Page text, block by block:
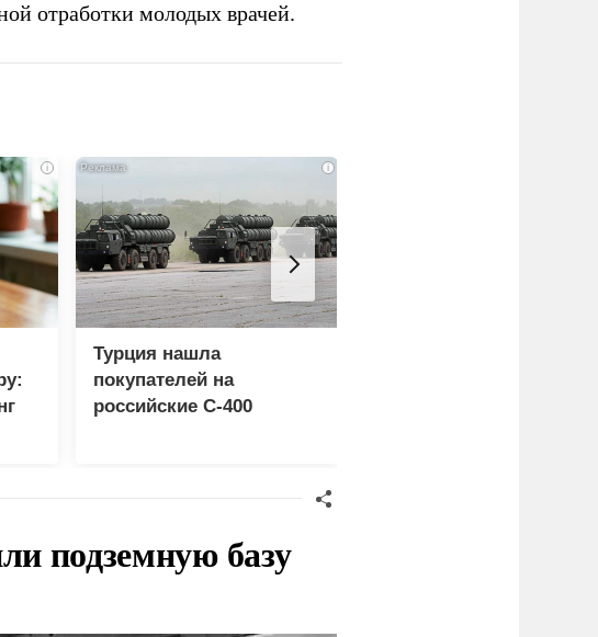
отработки молодых врачей.
i i
Турция нашла
покупателей на
российские C-400
подземную базу